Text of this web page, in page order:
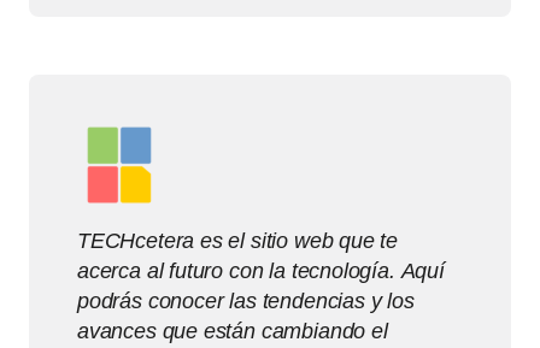
TECHcetera es el sitio web que te
acerca al futuro con la tecnología. Aquí
podrás conocer las tendencias y los
avances que están cambiando el